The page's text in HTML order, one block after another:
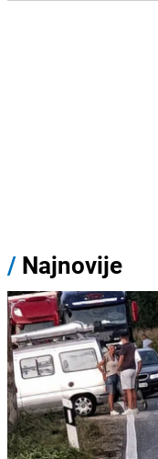
/ Najnovije